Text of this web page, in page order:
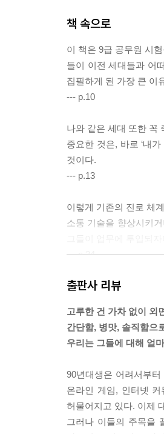
책 속으로
이 책은 9급 공무원 시
들이 이전 세대들과 어
집필하게 된 가장 큰 이
--- p.10
나와 같은 세대 또한 꼭
중요한 것은, 바로 ‘내
것이다.
--- p.13
이렇게 기존의 진로 체
소통 기술을 향상시키
--- p.34
기성세대가 젊은 세대
것이 중요하다. 세대론
--- p.66
줄임말은 단순히 그들
말을 배우고 익히는 시
--- p.73
출판사 리뷰
고루한 건 가차 없이 외
간단함, 병맛, 솔직함으
우리는 그들에 대해 얼
90년대생은 어려서부
온라인 게임, 인터넷
허물어지고 있다. 이제
그러나 이들의 주목을